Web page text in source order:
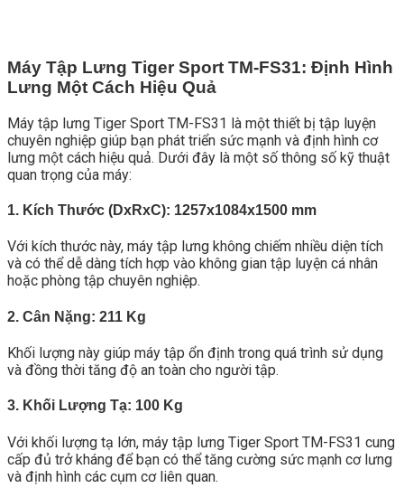
Máy Tập Lưng Tiger Sport TM-FS31: Định Hình
Lưng Một Cách Hiệu Quả
Máy tập lưng Tiger Sport TM-FS31 là một thiết bị tập luyện
chuyên nghiệp giúp bạn phát triển sức mạnh và định hình cơ
lưng một cách hiệu quả. Dưới đây là một số thông số kỹ thuật
quan trọng của máy:
1. Kích Thước (DxRxC): 1257x1084x1500 mm
Với kích thước này, máy tập lưng không chiếm nhiều diện tích
và có thể dễ dàng tích hợp vào không gian tập luyện cá nhân
hoặc phòng tập chuyên nghiệp.
2. Cân Nặng: 211 Kg
Khối lượng này giúp máy tập ổn định trong quá trình sử dụng
và đồng thời tăng độ an toàn cho người tập.
3. Khối Lượng Tạ: 100 Kg
Với khối lượng tạ lớn, máy tập lưng Tiger Sport TM-FS31 cung
cấp đủ trở kháng để bạn có thể tăng cường sức mạnh cơ lưng
và định hình các cụm cơ liên quan.